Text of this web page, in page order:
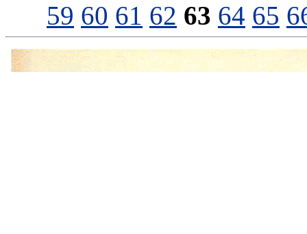
59 60 61 62 63 64 65